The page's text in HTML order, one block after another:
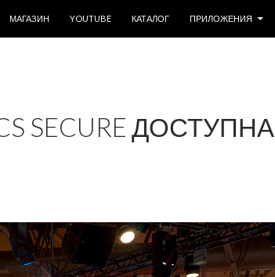
МАГАЗИН YOUTUBE КАТАЛОГ ПРИЛОЖЕНИЯ
SECURE ДОСТУПНА